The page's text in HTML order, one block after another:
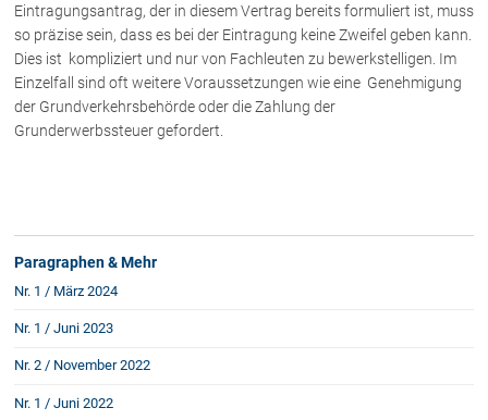
Unternehmensnachfolge in der
Familie
Wichtige Vertragsklauseln bei Kauf-
und Übergabeverträgen
Grundstückkauf
Checkliste: Immobilienertragssteuer
Checkliste: Mietvertrag
Checkliste: GmbH-Gründung
Person
Eintragungsantrag, der in diesem Vertrag bereits formuliert ist, muss
so präzise sein, dass es bei der Eintragung keine Zweifel geben kann.
Dies ist kompliziert und nur von Fachleuten zu bewerkstelligen. Im
Einzelfall sind oft weitere Voraussetzungen wie eine Genehmigung
der Grundverkehrsbehörde oder die Zahlung der
Grunderwerbssteuer gefordert.
Paragraphen & Mehr
Nr. 1 / März 2024
Nr. 1 / Juni 2023
Nr. 2 / November 2022
Nr. 1 / Juni 2022